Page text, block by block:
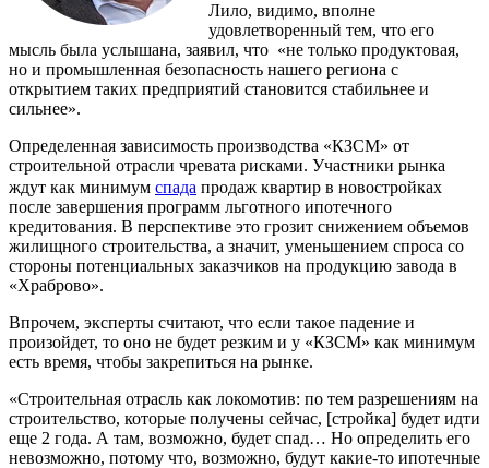
Лило, видимо, вполне
удовлетворенный тем, что его
мысль была услышана, заявил, что «не только продуктовая,
но и промышленная безопасность нашего региона с
открытием таких предприятий становится стабильнее и
сильнее».
Определенная зависимость производства «КЗСМ» от
строительной отрасли чревата рисками. Участники рынка
ждут как минимум спада продаж квартир в новостройках
после завершения программ льготного ипотечного
кредитования. В перспективе это грозит снижением объемов
жилищного строительства, а значит, уменьшением спроса со
стороны потенциальных заказчиков на продукцию завода в
«Храброво».
Впрочем, эксперты считают, что если такое падение и
произойдет, то оно не будет резким и у «КЗСМ» как минимум
есть время, чтобы закрепиться на рынке.
«Строительная отрасль как локомотив: по тем разрешениям на
строительство, которые получены сейчас, [стройка] будет идти
еще 2 года. А там, возможно, будет спад… Но определить его
невозможно, потому что, возможно, будут какие-то ипотечные